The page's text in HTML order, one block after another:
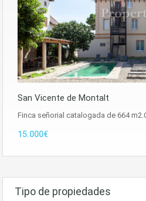
San Vicente de Montalt
Finca señorial catalogada de 664
15.000€
Tipo de propiedades